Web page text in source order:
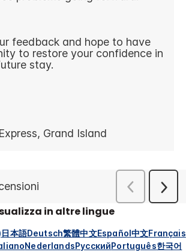
in altre lingue
日本語Deutsch繁體中文Español中文Français
NederlandsРусскийPortuguês한국어